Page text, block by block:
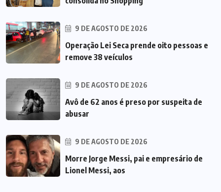
9 DE AGOSTO DE 2026
Operação Lei Seca prende oito pessoas e
remove 38 veículos
9 DE AGOSTO DE 2026
Avô de 62 anos é preso por suspeita de
abusar
9 DE AGOSTO DE 2026
Morre Jorge Messi, pai e empresário de
Lionel Messi, aos